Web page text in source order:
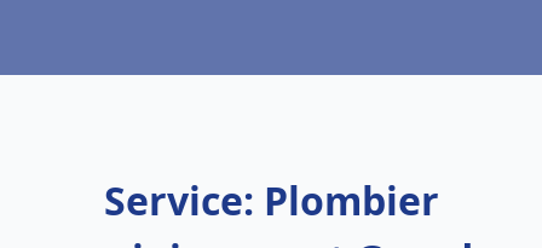
Service: Plombier